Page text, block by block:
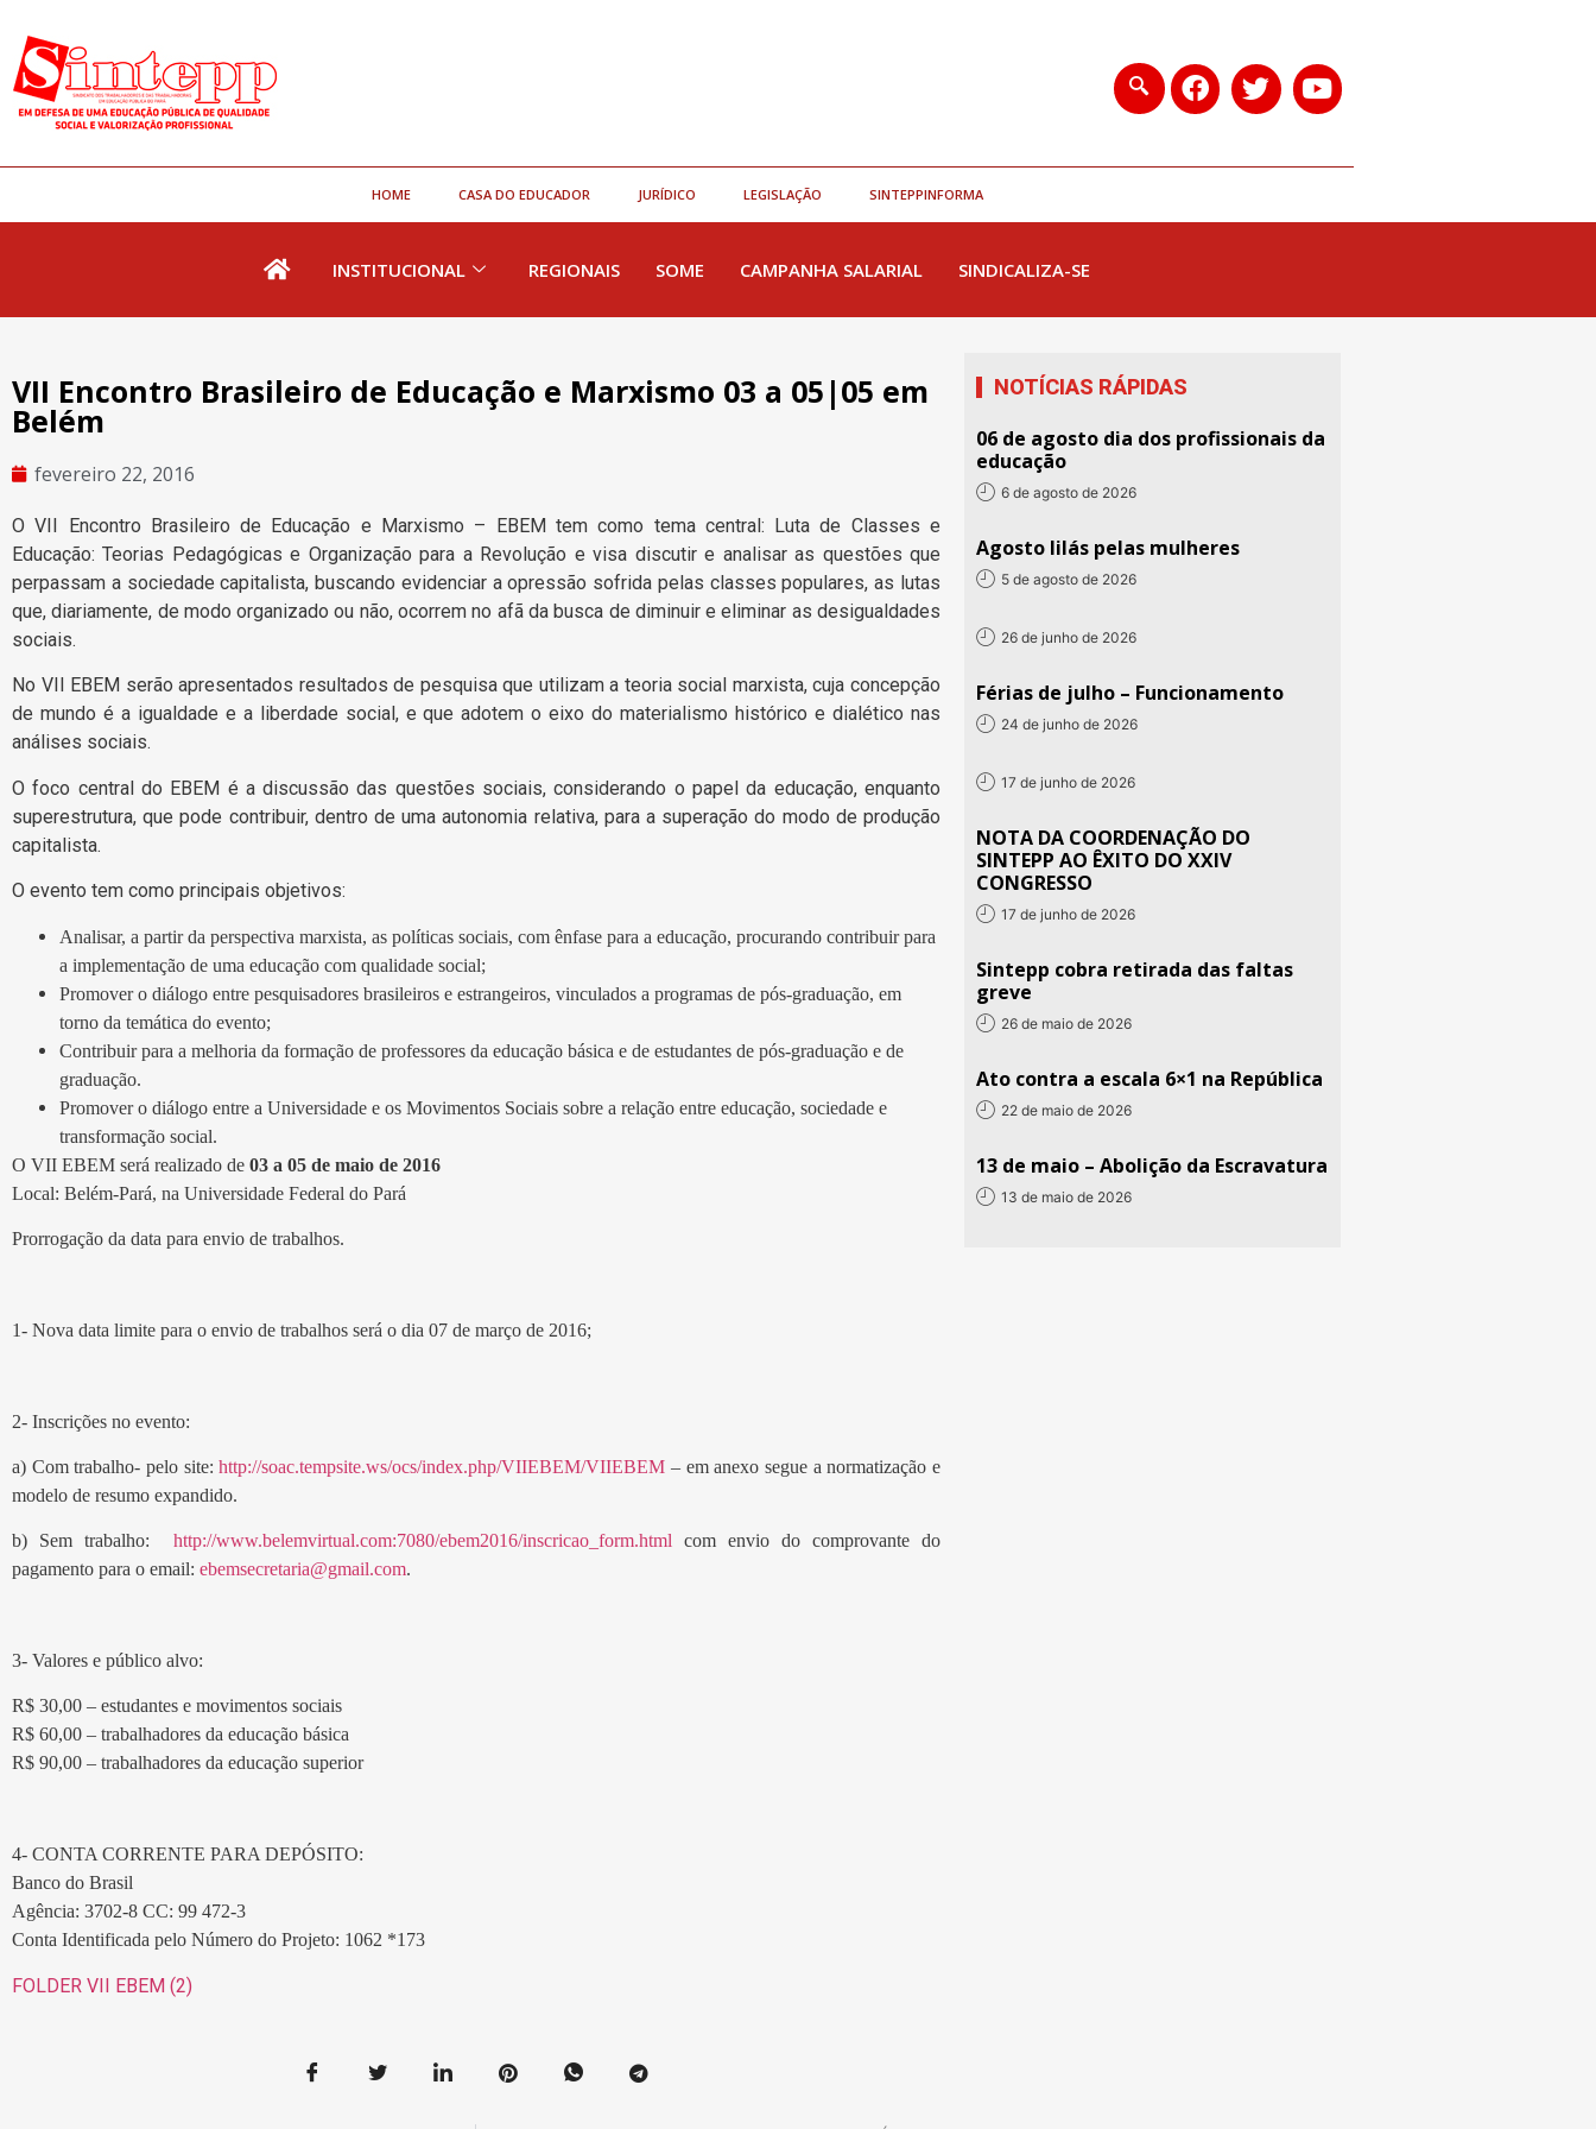
HOME CASA DO EDUCADOR JURÍDICO LEGISLAÇÃO SINTEPPINFORMA
INSTITUCIONAL REGIONAIS SOME CAMPANHA SALARIAL SINDICALIZA-SE
VII Encontro Brasileiro de Educação e Marxismo 03 a 05|05 em
Belém
fevereiro 22, 2016
O VII Encontro Brasileiro de Educação e Marxismo – EBEM tem como tema central: Luta de Classes e
Educação: Teorias Pedagógicas e Organização para a Revolução e visa discutir e analisar as questões que
perpassam a sociedade capitalista, buscando evidenciar a opressão sofrida pelas classes populares, as lutas
que, diariamente, de modo organizado ou não, ocorrem no afã da busca de diminuir e eliminar as desigualdades
sociais.
No VII EBEM serão apresentados resultados de pesquisa que utilizam a teoria social marxista, cuja concepção
de mundo é a igualdade e a liberdade social, e que adotem o eixo do materialismo histórico e dialético nas
análises sociais.
O foco central do EBEM é a discussão das questões sociais, considerando o papel da educação, enquanto
superestrutura, que pode contribuir, dentro de uma autonomia relativa, para a superação do modo de produção
capitalista.
O evento tem como principais objetivos:
Analisar, a partir da perspectiva marxista, as políticas sociais, com ênfase para a educação, procurando contribuir para
a implementação de uma educação com qualidade social;
Promover o diálogo entre pesquisadores brasileiros e estrangeiros, vinculados a programas de pós-graduação, em
torno da temática do evento;
Contribuir para a melhoria da formação de professores da educação básica e de estudantes de pós-graduação e de
graduação.
Promover o diálogo entre a Universidade e os Movimentos Sociais sobre a relação entre educação, sociedade e
transformação social.
O VII EBEM será realizado de 03 a 05 de maio de 2016
Local: Belém-Pará, na Universidade Federal do Pará
Prorrogação da data para envio de trabalhos.
1- Nova data limite para o envio de trabalhos será o dia 07 de março de 2016;
2- Inscrições no evento:
a) Com trabalho- pelo site:http://soac.tempsite.ws/ocs/index.php/VIIEBEM/VIIEBEM – em anexo segue a normatização e
modelo de resumo expandido.
b) Sem trabalho: http://www.belemvirtual.com:7080/ebem2016/inscricao_form.html com envio do comprovante do
pagamento para o email: ebemsecretaria@gmail.com.
3- Valores e público alvo:
R$ 30,00 – estudantes e movimentos sociais
R$ 60,00 – trabalhadores da educação básica
R$ 90,00 – trabalhadores da educação superior
4- CONTA CORRENTE PARA DEPÓSITO:
Banco do Brasil
Agência: 3702-8 CC: 99 472-3
Conta Identificada pelo Número do Projeto: 1062 *173
FOLDER VII EBEM (2)
NOTÍCIAS RÁPIDAS
06 de agosto dia dos profissionais da
educação
6 de agosto de 2026
Agosto lilás pelas mulheres
5 de agosto de 2026
26 de junho de 2026
Férias de julho – Funcionamento
24 de junho de 2026
17 de junho de 2026
NOTA DA COORDENAÇÃO DO
SINTEPP AO ÊXITO DO XXIV
CONGRESSO
17 de junho de 2026
Sintepp cobra retirada das faltas
greve
26 de maio de 2026
Ato contra a escala 6×1 na República
22 de maio de 2026
13 de maio – Abolição da Escravatura
13 de maio de 2026